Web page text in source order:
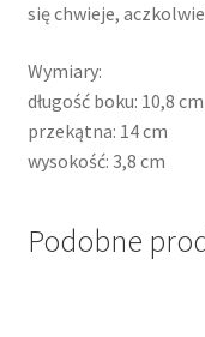
się chwieje,
Wymiary:
długość boku: 10,8 cm
przekątna: 14 cm
wysokość: 3,8 cm
Podobne